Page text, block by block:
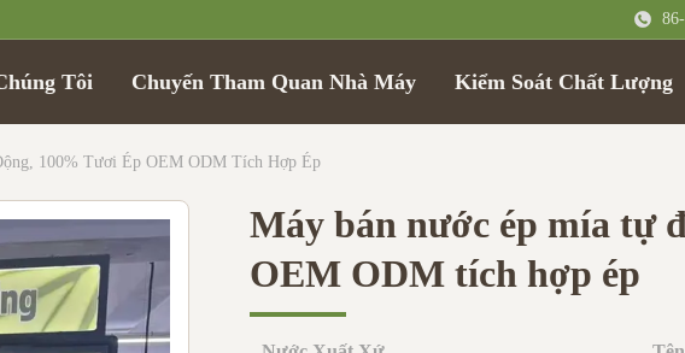
Tôi Chuyến Tham Quan Nhà Máy Kiểm Soát Chất Lượng
100% Tươi Ép OEM ODM Tích Hợp Ép
Máy bán nước ép mía tự
OEM ODM tích hợp ép